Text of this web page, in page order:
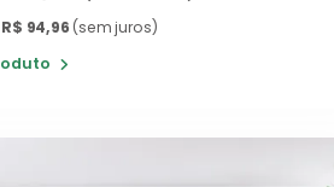
R$ 94,96 (sem juros)